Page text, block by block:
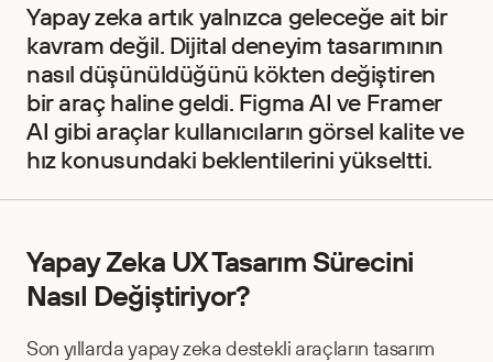
Yapay zeka artık yalnızca geleceğe ait bir
kavram değil. Dijital deneyim tasarımının
nasıl düşünüldüğünü kökten değiştiren
bir araç haline geldi. Figma AI ve Framer
AI gibi araçlar kullanıcıların görsel kalite ve
hız konusundaki beklentilerini yükseltti.
Yapay Zeka UX Tasarım Sürecini
Nasıl Değiştiriyor?
Son yıllarda yapay zeka destekli araçların tasarım